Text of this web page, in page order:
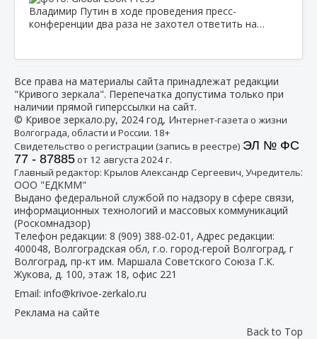
Владимир Путин в ходе проведения пресс-
конференции два раза не захотел ответить на…
Все права на материалы сайта принадлежат редакции
"Кривого зеркала". Перепечатка допустима только при
наличии прямой гиперссылки на сайт.
© Кривое зеркало.ру, 2024 год, Интернет-газета о жизни
Волгограда, области и России. 18+
Свидетельство о регистрации (запись в реестре) ЭЛ № ФС
77 - 87885от 12 августа 2024 г.
Главный редактор: Крылов Александр Сергеевич, Учредитель:
ООО "ЕДКММ"
Выдано федеральной службой по надзору в сфере связи,
информационных технологий и массовых коммуникаций
(Роскомнадзор)
Телефон редакции: 8 (909) 388-02-01 , Адрес редакции:
400048, Волгоградская обл, г.о. город-герой Волгоград, г
Волгоград, пр-кт им. Маршала Советского Союза Г.К.
Жукова, д. 100, этаж 18, офис 221
Email: info@krivoe-zerkalo.ru
Реклама на сайте
Back to Top